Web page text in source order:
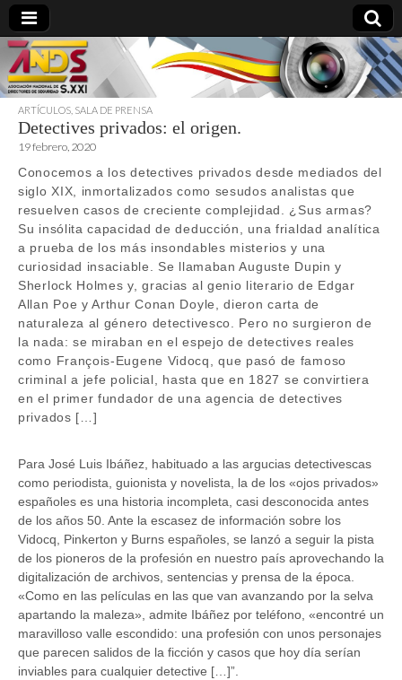
directoresdeseguridad.es
ARTÍCULOS SALA DE PRENSA
Detectives privados: el origen.
19 febrero, 2020
Conocemos a los detectives privados desde mediados del
siglo XIX, inmortalizados como sesudos analistas que
resuelven casos de creciente complejidad. ¿Sus armas?
Su insólita capacidad de deducción, una frialdad analítica
a prueba de los más insondables misterios y una
curiosidad insaciable. Se llamaban Auguste Dupin y
Sherlock Holmes y, gracias al genio literario de Edgar
Allan Poe y Arthur Conan Doyle, dieron carta de
naturaleza al género detectivesco. Pero no surgieron de
la nada: se miraban en el espejo de detectives reales
como François-Eugene Vidocq, que pasó de famoso
criminal a jefe policial, hasta que en 1827 se convirtiera
en el primer fundador de una agencia de detectives
privados […]
Para José Luis Ibáñez, habituado a las argucias detectivescas
como periodista, guionista y novelista, la de los «ojos privados»
españoles es una historia incompleta, casi desconocida antes
de los años 50. Ante la escasez de información sobre los
Vidocq, Pinkerton y Burns españoles, se lanzó a seguir la pista
de los pioneros de la profesión en nuestro país aprovechando la
digitalización de archivos, sentencias y prensa de la época.
«Como en las películas en las que van avanzando por la selva
apartando la maleza», admite Ibáñez por teléfono, «encontré un
maravilloso valle escondido: una profesión con unos personajes
que parecen salidos de la ficción y casos que hoy día serían
inviables para cualquier detective […]”.